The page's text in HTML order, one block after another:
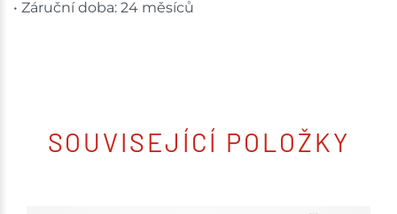
• Záruční doba: 24 měsíců
SOUVISEJÍCÍ POLOŽKY